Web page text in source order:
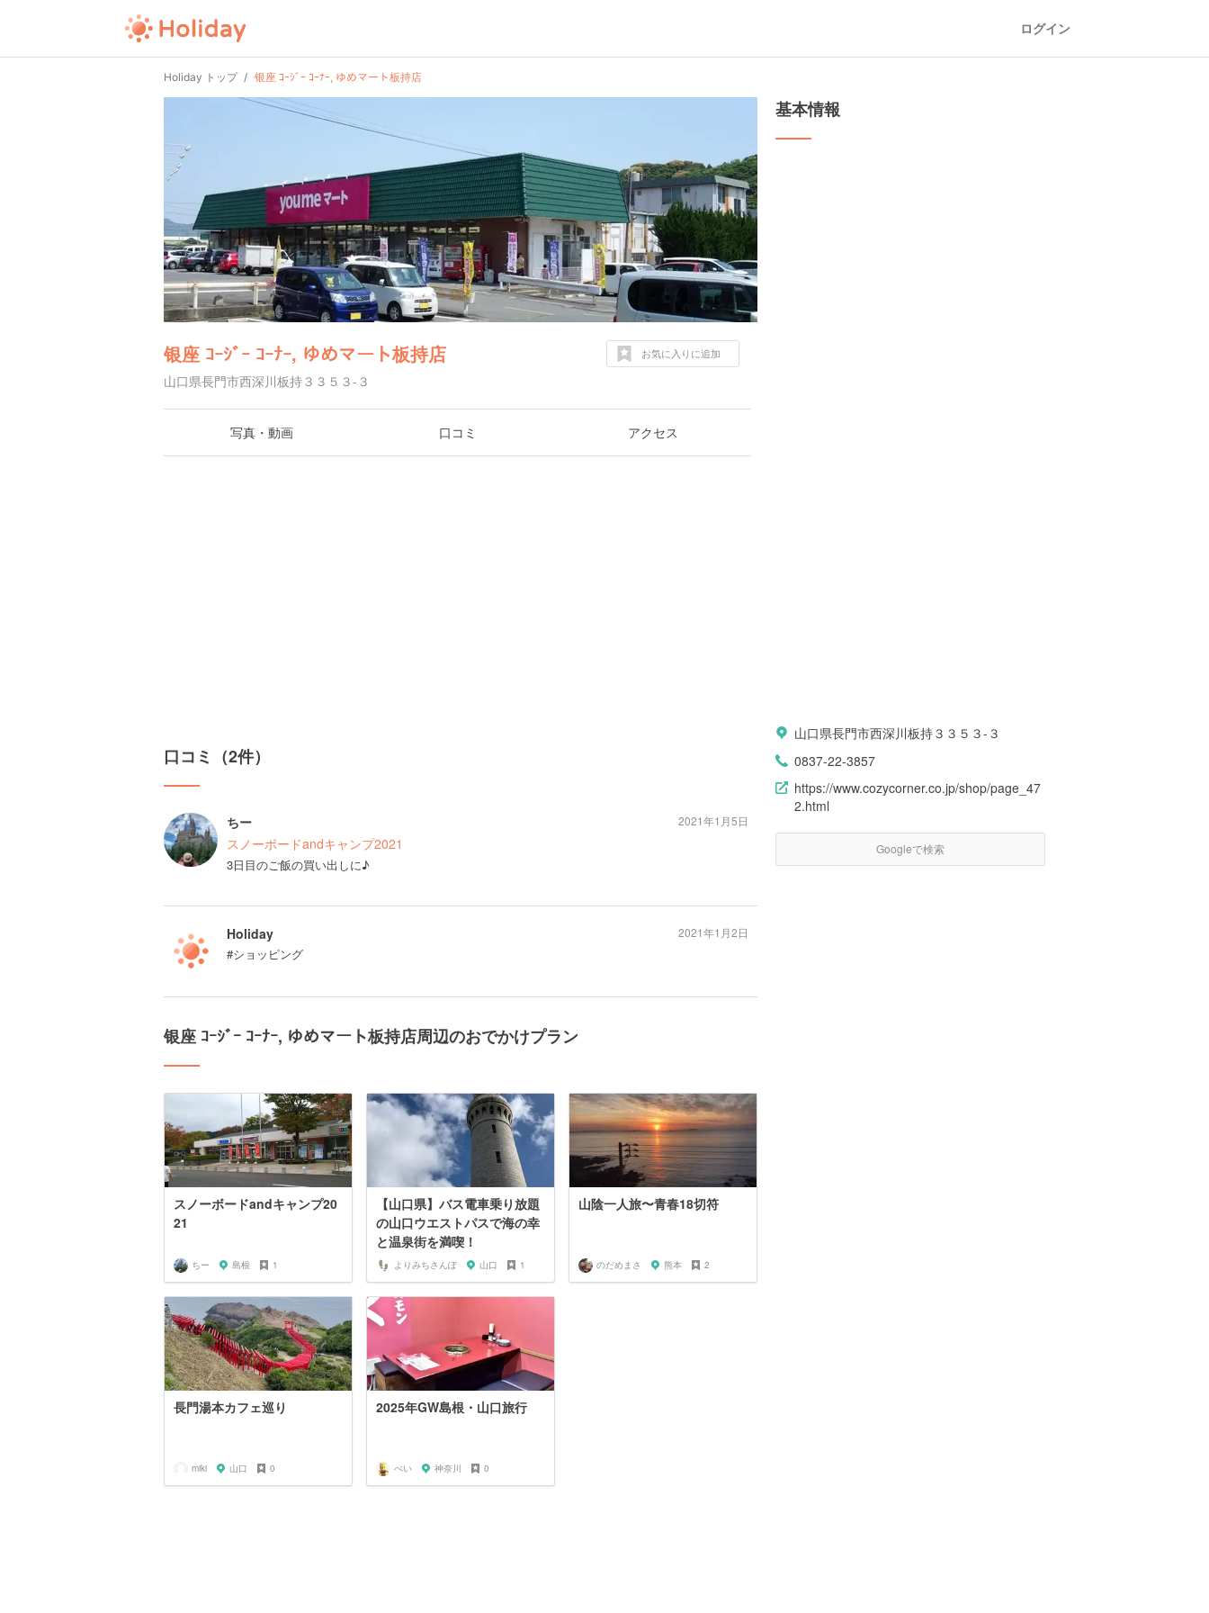
ログイン
Holiday トップ 银座 ｺｰｼﾞｰ ｺｰﾅｰ, ゆめマート板持店
银座 ｺｰｼﾞｰ ｺｰﾅｰ, ゆめマート板持店
山口県長門市西深川板持３３５３-３
お気に入りに追加
写真・動画 口コミ アクセス
口コミ（2件）
ちー
スノーボードandキャンプ2021
3日目のご飯の買い出しに♪
2021年1月5日
Holiday
#ショッピング
2021年1月2日
银座 ｺｰｼﾞｰ ｺｰﾅｰ, ゆめマート板持店周辺のおでかけプラン
スノーボードandキャンプ20
21
ちー 島根 1
【山口県】バス電車乗り放題
の山口ウエストパスで海の幸
と温泉街を満喫！
よりみちさんぽ 山口 1
山陰一人旅〜青春18切符
のだめまさ 熊本 2
長門湯本カフェ巡り
miki 山口 0
2025年GW島根・山口旅行
ぺい 神奈川 0
基本情報
山口県長門市西深川板持３３５３-３
0837-22-3857
https://www.cozycorner.co.jp/shop/page_47
2.html
Googleで検索